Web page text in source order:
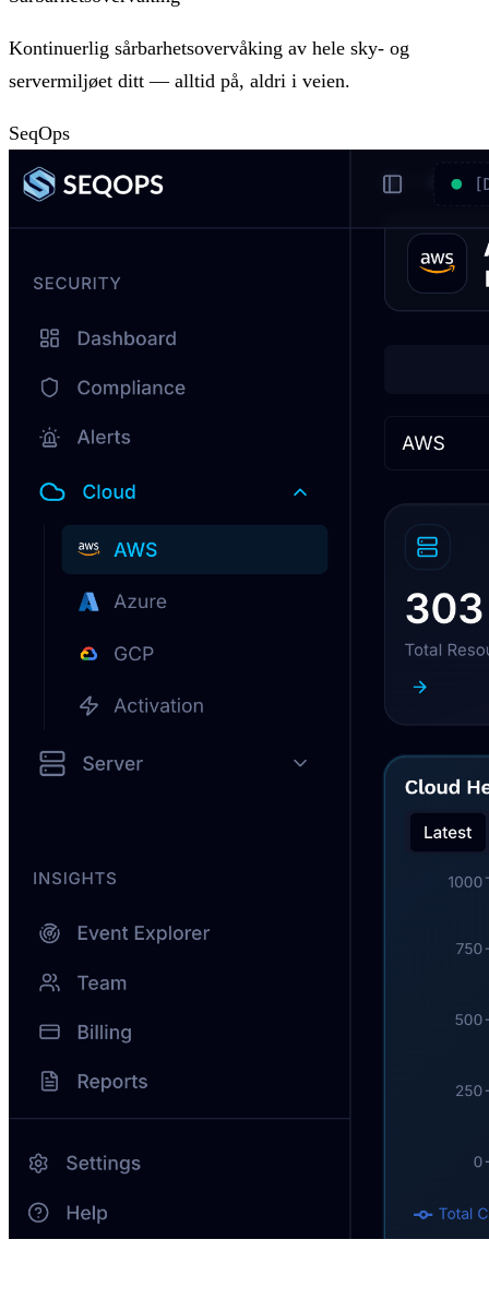
Kontinuerlig sårbarhetsovervåking av hele sky- og
servermiljøet ditt — alltid på, aldri i veien.
SeqOps